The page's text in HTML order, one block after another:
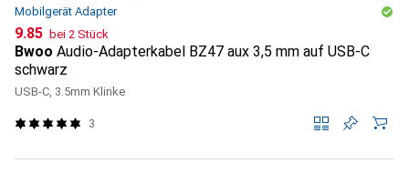
Mobilgerät Adapter
CHF
9.85 bei 2 Stück
Bwoo Audio-Adapterkabel BZ47 aux 3,5 mm auf USB-C
schwarz
USB-C, 3.5mm Klinke
3